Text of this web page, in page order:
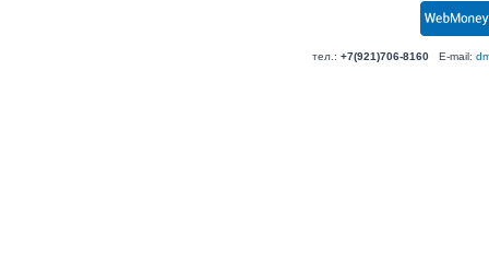
тел.: +7(921)706-8160E-mail: